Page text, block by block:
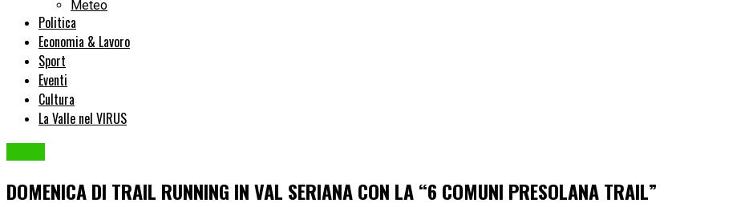
Meteo
Politica
Economia & Lavoro
Sport
Eventi
Cultura
La Valle nel VIRUS
DOMENICA DI TRAIL RUNNING IN VAL SERIANA CON LA “6 COMUNI PRESOLANA TRAIL”